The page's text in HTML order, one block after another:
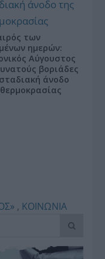
των
ημερών:
Αύγουστος
βοριάδες
άνοδο
, ΚΟΙΝΩΝΙΑ